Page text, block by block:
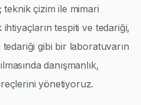
teknik çizim ile mimari
tespiti ve tedariği,
gibi bir laboratuvarın
danışmanlık,
yönetiyoruz.